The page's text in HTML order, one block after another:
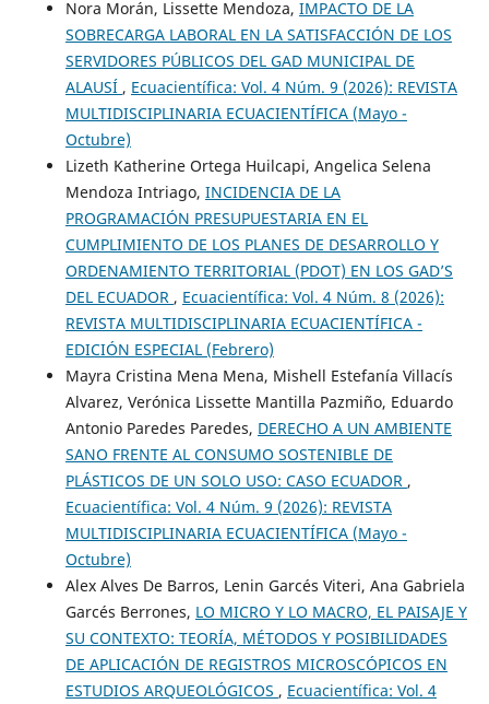
Nora Morán, Lissette Mendoza, IMPACTO DE LA
SOBRECARGA LABORAL EN LA SATISFACCIÓN DE LOS
SERVIDORES PÚBLICOS DEL GAD MUNICIPAL DE
ALAUSÍ , Ecuacientífica: Vol. 4 Núm. 9 (2026): REVISTA
MULTIDISCIPLINARIA ECUACIENTÍFICA (Mayo -
Octubre)
Lizeth Katherine Ortega Huilcapi, Angelica Selena
Mendoza Intriago, INCIDENCIA DE LA
PROGRAMACIÓN PRESUPUESTARIA EN EL
CUMPLIMIENTO DE LOS PLANES DE DESARROLLO Y
ORDENAMIENTO TERRITORIAL (PDOT) EN LOS GAD’S
DEL ECUADOR , Ecuacientífica: Vol. 4 Núm. 8 (2026):
REVISTA MULTIDISCIPLINARIA ECUACIENTÍFICA -
EDICIÓN ESPECIAL (Febrero)
Mayra Cristina Mena Mena, Mishell Estefanía Villacís
Alvarez, Verónica Lissette Mantilla Pazmiño, Eduardo
Antonio Paredes Paredes, DERECHO A UN AMBIENTE
SANO FRENTE AL CONSUMO SOSTENIBLE DE
PLÁSTICOS DE UN SOLO USO: CASO ECUADOR ,
Ecuacientífica: Vol. 4 Núm. 9 (2026): REVISTA
MULTIDISCIPLINARIA ECUACIENTÍFICA (Mayo -
Octubre)
Alex Alves De Barros, Lenin Garcés Viteri, Ana Gabriela
Garcés Berrones, LO MICRO Y LO MACRO, EL PAISAJE Y
SU CONTEXTO: TEORÍA, MÉTODOS Y POSIBILIDADES
DE APLICACIÓN DE REGISTROS MICROSCÓPICOS EN
ESTUDIOS ARQUEOLÓGICOS , Ecuacientífica: Vol. 4